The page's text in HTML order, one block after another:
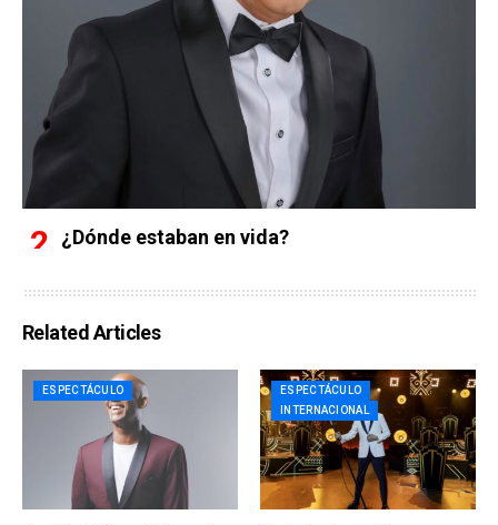
¿Dónde estaban en vida?
Related Articles
ESPECTÁCULO
ESPECTÁCULO
INTERNACIONAL